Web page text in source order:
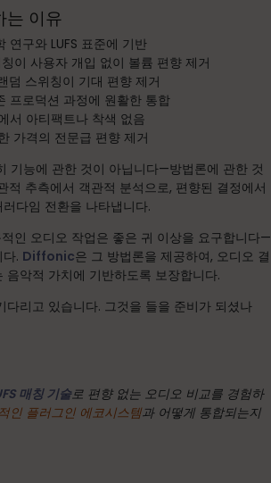
이유
연구와 LUFS 표준에 기반
칭이 사용자 개입 없이 볼륨 편향 제거
덤 스위칭이 기대 편향 제거
프로덕션 과정에 원활한 통합
서 아티팩트나 착색 없음
가격의 전문급 편향 제거
기능에 관한 것이 아닙니다—방법론에 관한 것
적 추측에서 객관적 분석으로, 편향된 결정에서
다임 전환을 나타냅니다.
인 오디오 작업은 좋은 귀 이상을 요구합니다—
. Diffonic은 그 방법론을 제공하여, 오디오 결
음악적 가치에 기반하도록 보장합니다.
다리고 있습니다. 그것을 들을 준비가 되셨나
매칭 기술로 편향 없는 오디오 비교를 경험하
인 플러그인 에코시스템과 어떻게 통합되는지